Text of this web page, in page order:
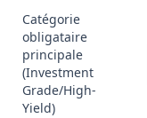
Catégorie
obligataire
principale
(Investment
Grade/High-
Yield)